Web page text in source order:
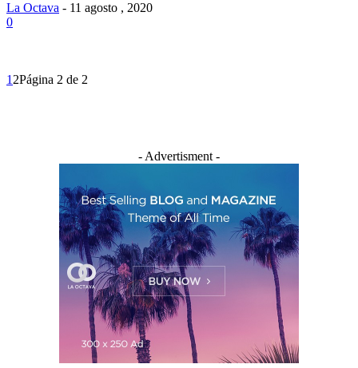
La Octava - 11 agosto , 2020
0
1 2Página 2 de 2
- Advertisment -